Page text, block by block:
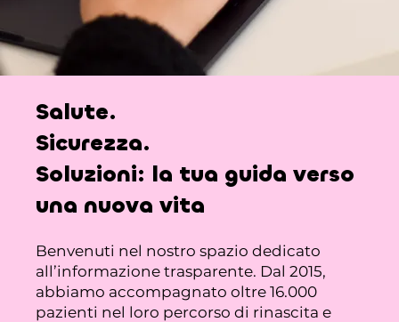
Salute.
Sicurezza.
Soluzioni: la tua guida verso
una nuova vita
Benvenuti nel nostro spazio dedicato
all’informazione trasparente. Dal 2015,
abbiamo accompagnato oltre 16.000
pazienti nel loro percorso di rinascita e